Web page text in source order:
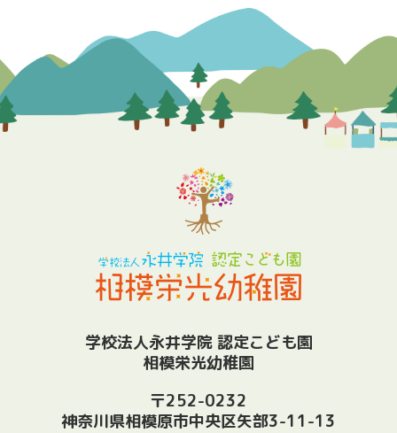
学校法人永井学院 認定こども園
相模栄光幼稚園
〒252-0232
神奈川県相模原市中央区矢部3-11-13